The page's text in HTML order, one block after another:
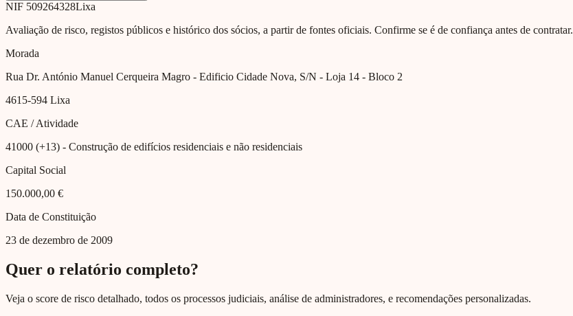
NIF 509264328Lixa
Avaliação de risco, registos públicos e histórico dos sócios, a partir de fontes oficiais. Confirme se é de confiança antes de contratar.
Morada
Rua Dr. António Manuel Cerqueira Magro - Edificio Cidade Nova, S/N - Loja 14 - Bloco 2
4615-594 Lixa
CAE / Atividade
41000 (+13) - Construção de edifícios residenciais e não residenciais
Capital Social
150.000,00 €
Data de Constituição
23 de dezembro de 2009
Quer o relatório completo?
Veja o score de risco detalhado, todos os processos judiciais, análise de administradores, e recomendações personalizadas.